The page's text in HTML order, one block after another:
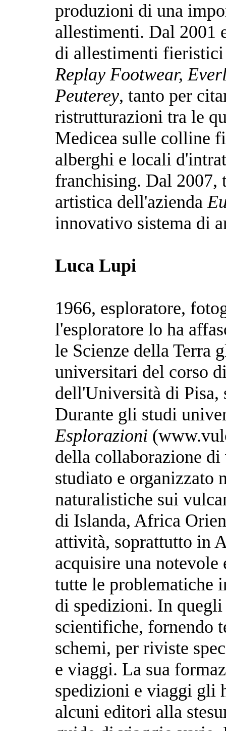
produzioni di una
allestimenti. Dal 2001
di allestimenti
Replay Footwear,
Peuterey, tanto per
ristrutturazioni tra le
Medicea sulle colline
alberghi e locali
franchising. Dal 2007,
artistica dell'azienda
innovativo sistema di
Luca Lupi
1966, esploratore,
l'esploratore lo ha
le Scienze della Terra
universitari del corso
dell'Università di
Durante gli studi
Esplorazioni
della collaborazione
studiato e organizzato
naturalistiche sui
di Islanda, Africa
attività, soprattutto in
acquisire una
tutte le problematiche
di spedizioni. In quegli
scientifiche, fornendo
schemi, per riviste
e viaggi. La sua
spedizioni e viaggi gli
alcuni editori alla